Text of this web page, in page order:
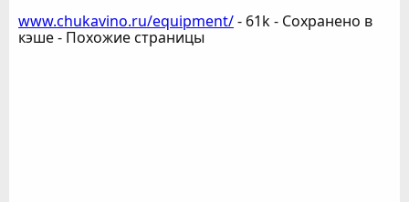
www.chukavino.ru/equipment/- 61k - Сохранено в
кэше - Похожие страницы